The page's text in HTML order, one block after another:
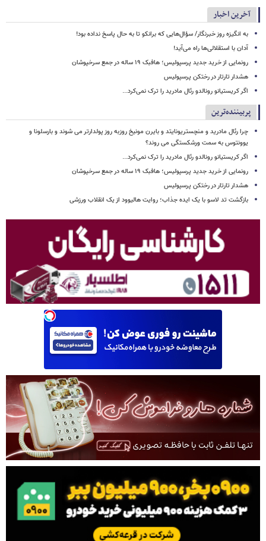
آخرین اخبار
به انگیزه روز خبرنگار/ سؤال‌هایی که برانکو تا به حال پاسخ نداده بود!
آدان با استقلالی‌ها راه می‌آید!
رونمایی از خرید جدید پرسپولیس؛ هافبک ۱۹ ساله در جمع سرخپوشان
هشدار تارتار در رختکن پرسپولیس
اگر کریستیانو رونالدو رئال مادرید را ترک نمی‌کرد...
پربیننده‌ترین
چرا رئال مادرید و منچستریونایتد و بایرن مونیخ روزبه روز پولدارتر می شوند و بارسلونا و
یوونتوس به سمت ورشکستگی می روند؟
اگر کریستیانو رونالدو رئال مادرید را ترک نمی‌کرد...
رونمایی از خرید جدید پرسپولیس؛ هافبک ۱۹ ساله در جمع سرخپوشان
هشدار تارتار در رختکن پرسپولیس
بازگشت تد لاسو با یک ایده جذاب؛ روایت هالیوود از یک انقلاب ورزشی